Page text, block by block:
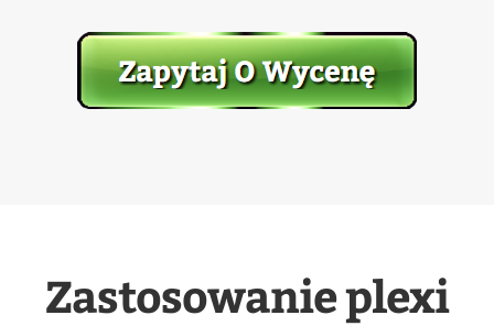
Zastosowanie plexi